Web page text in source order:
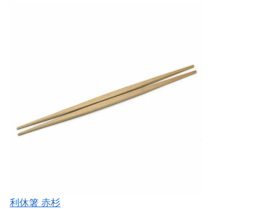
利休箸 赤杉